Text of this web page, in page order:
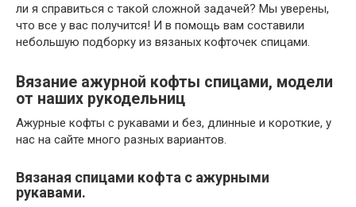
ли я справиться с такой сложной задачей? Мы уверены,
что все у вас получится! И в помощь вам составили
небольшую подборку из вязаных кофточек спицами.
Вязание ажурной кофты спицами, модели
от наших рукодельниц
Ажурные кофты с рукавами и без, длинные и короткие, у
нас на сайте много разных вариантов.
Вязаная спицами кофта с ажурными
рукавами.